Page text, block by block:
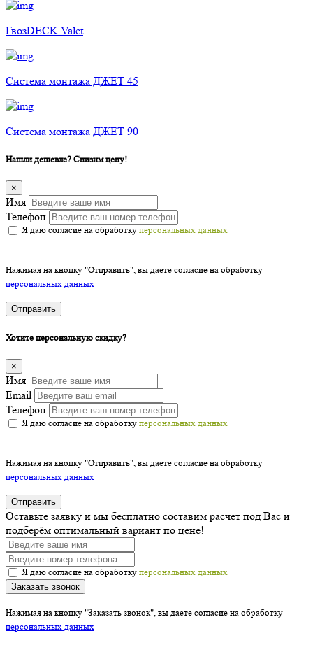
ГвозDECK Valet
Cистема монтажа ДЖЕТ 45
Cистема монтажа ДЖЕТ 90
Нашли дешевле? Снизим цену!
×
Имя
Телефон
Я даю согласие на обработку персональных данных
Нажимая на кнопку "Отправить", вы даете согласие на обработку
персональных данных
Отправить
Хотите персональную скидку?
×
Имя
Email
Телефон
Я даю согласие на обработку персональных данных
Нажимая на кнопку "Отправить", вы даете согласие на обработку
персональных данных
Отправить
Оставьте заявку и мы бесплатно составим расчет под Вас и
подберём оптимальный вариант по цене!
Я даю согласие на обработку персональных данных
Заказать звонок
Нажимая на кнопку "Заказать звонок", вы даете согласие на обработку
персональных данных